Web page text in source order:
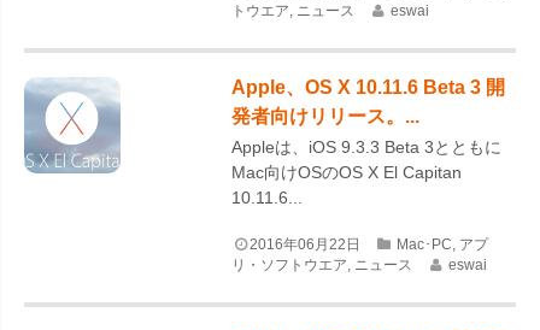
トウエア, ニュース eswai
Apple、OS X 10.11.6 Beta 3 開
発者向けリリース。...
Appleは、iOS 9.3.3 Beta 3とともに
Mac向けOSのOS X El Capitan
10.11.6...
2016年06月22日 Mac･PC, アプ
リ・ソフトウエア, ニュース eswai